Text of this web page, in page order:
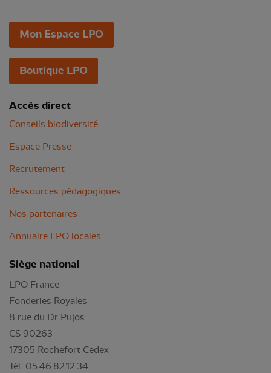
Mon Espace LPO
Boutique LPO
Accès direct
Conseils biodiversité
Espace Presse
Recrutement
Ressources pédagogiques
Nos partenaires
Annuaire LPO locales
Siège national
LPO France
Fonderies Royales
8 rue du Dr Pujos
CS 90263
17305 Rochefort Cedex
Tél: 05.46.82.12.34